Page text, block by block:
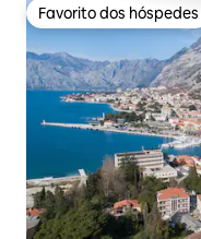
Favorito dos hóspedes
Favorito dos hóspedes